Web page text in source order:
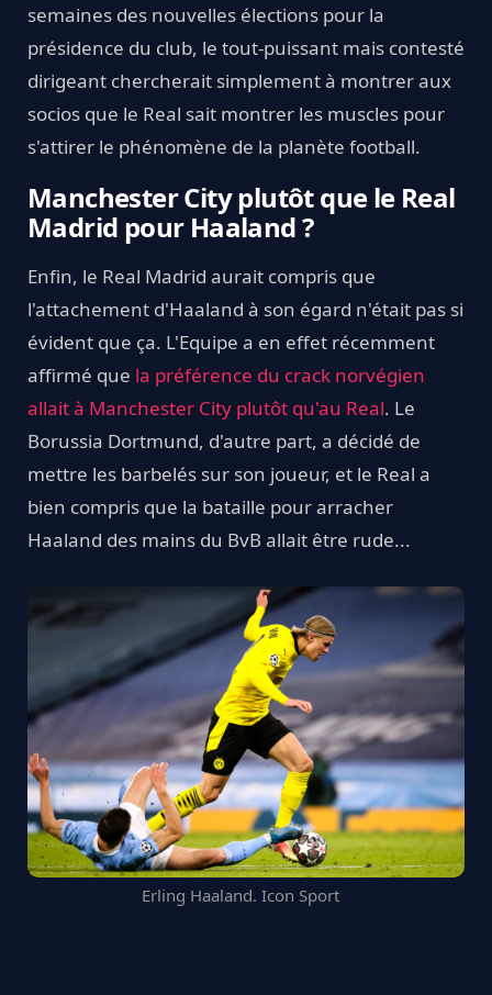
semaines des nouvelles élections pour la
présidence du club, le tout-puissant mais contesté
dirigeant chercherait simplement à montrer aux
socios que le Real sait montrer les muscles pour
s'attirer le phénomène de la planète football.
Manchester City plutôt que le Real
Madrid pour Haaland ?
Enfin, le Real Madrid aurait compris que
l'attachement d'Haaland à son égard n'était pas si
évident que ça. L'Equipe a en effet récemment
affirmé que la préférence du crack norvégien
allait à Manchester City plutôt qu'au Real. Le
Borussia Dortmund, d'autre part, a décidé de
mettre les barbelés sur son joueur, et le Real a
bien compris que la bataille pour arracher
Haaland des mains du BvB allait être rude...
Erling Haaland. Icon Sport